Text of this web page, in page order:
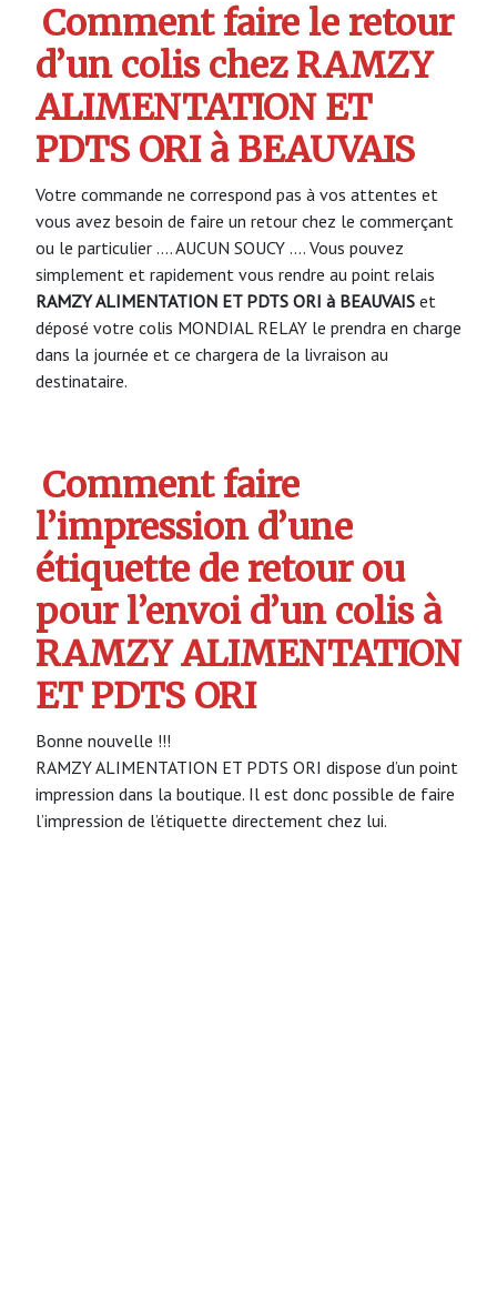
Comment faire le retour
d’un colis chez RAMZY
ALIMENTATION ET
PDTS ORI à BEAUVAIS
Votre commande ne correspond pas à vos attentes et
vous avez besoin de faire un retour chez le commerçant
ou le particulier …. AUCUN SOUCY …. Vous pouvez
simplement et rapidement vous rendre au point relais
RAMZY ALIMENTATION ET PDTS ORI à BEAUVAIS et
déposé votre colis MONDIAL RELAY le prendra en charge
dans la journée et ce chargera de la livraison au
destinataire.
Comment faire
l’impression d’une
étiquette de retour ou
pour l’envoi d’un colis à
RAMZY ALIMENTATION
ET PDTS ORI
Bonne nouvelle !!!
RAMZY ALIMENTATION ET PDTS ORI dispose d’un point
impression dans la boutique. Il est donc possible de faire
l’impression de l’étiquette directement chez lui.